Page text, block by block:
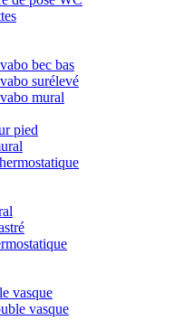
bec bas
surélevé
mural
pied
vasque
vasque